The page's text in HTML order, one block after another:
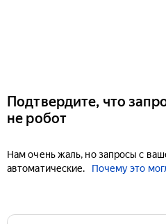
Подтвердите, что
не робот
Нам очень жаль, но запросы с
автоматические.
Почему это